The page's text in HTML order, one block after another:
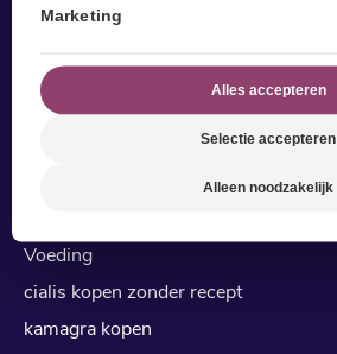
Marketing
Alles accepteren
Selectie accepteren
Alleen noodzakelijk
Bedrijfsfitness
Trainingsrooster
Voeding
cialis kopen zonder recept
kamagra kopen